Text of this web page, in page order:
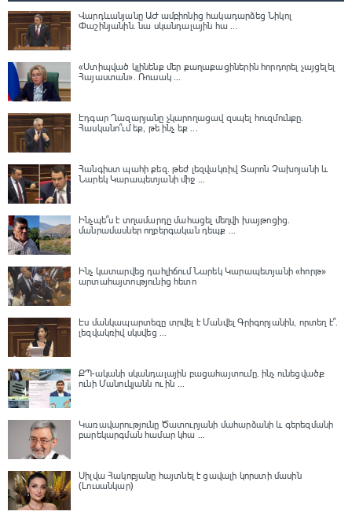
Վարդևանյանը ԱԺ ամբիոնից հակադարձեց Նիկոլ
Փաշինյանին․ նա սկանդալային հա ...
«Ստիպված կլինենք մեր քաղաքացիներին հորդորել չայցելել
Հայաստան»․ Ռուսակ ...
Էդգար Ղազարյանը չկարողացավ զսպել հուզմունքը.
Հասկանո՞ւմ եք, թե ինչ եք ...
Հանգիստ պահի քեզ. թեժ լեզվակռիվ Տարոն Չախոյանի և
Նարեկ Կարապետյանի միջ ...
Ինչպե՞ս է տղամարդը մահացել մեղվի խայթոցից.
մանրամասներ ողբերգական դեպք ...
Ինչ կատարվեց դահլիճում Նարեկ Կարապետյանի «հորթ»
արտահայտությունից հետո
Էս մանկապարտեզը տրվել է Մանվել Գրիգորյանին, որտեղ է՞․
լեզվակռիվ սկսվեց ...
ՔՊ-ականի սկանդալային բացահայտումը․ ինչ ունեցվածք
ունի Մանուկյանն ու ին ...
Կառավարությունը Ծատուրյանի մահարձանի և գերեզմանի
բարեկարգման համար կհա ...
Սիլվա Հակոբյանը հայտնել է ցավալի կորստի մասին
(Լուսանկար)